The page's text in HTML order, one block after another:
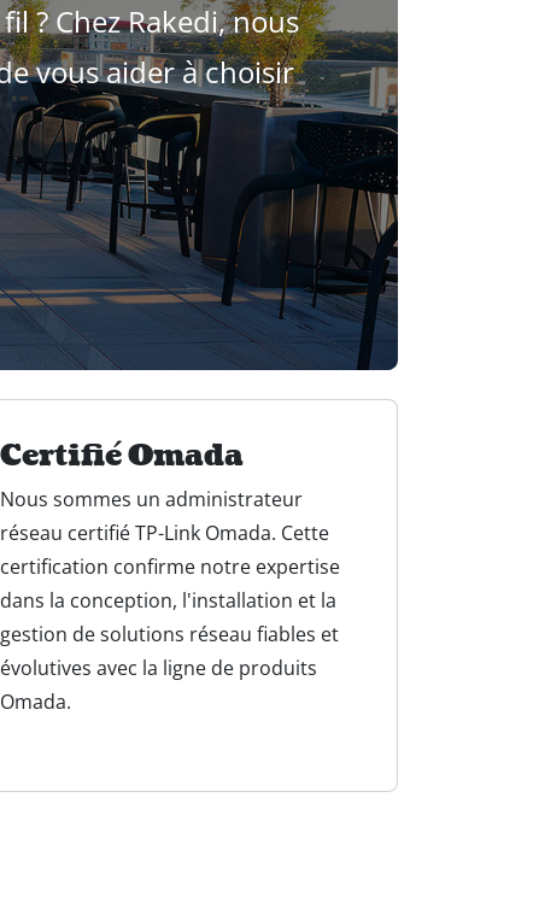
? Chez Rakedi, nous
vous aider à choisir
Certifié Omada
Nous sommes un administrateur
réseau certifié TP-Link Omada. Cette
certification confirme notre expertise
dans la conception, l'installation et la
gestion de solutions réseau fiables et
évolutives avec la ligne de produits
Omada.